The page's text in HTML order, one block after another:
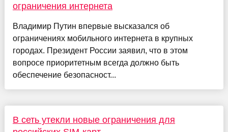
ограничения интернета
Владимир Путин впервые высказался об
ограничениях мобильного интернета в крупных
городах. Президент России заявил, что в этом
вопросе приоритетным всегда должно быть
обеспечение безопасност...
В сеть утекли новые ограничения для